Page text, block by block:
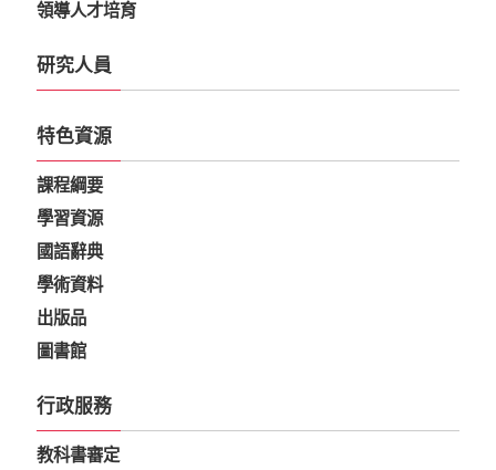
領導人才培育
研究人員
特色資源
課程綱要
學習資源
國語辭典
學術資料
出版品
圖書館
行政服務
教科書審定